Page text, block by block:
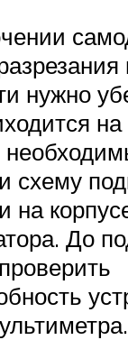
нужно
схему
на
До